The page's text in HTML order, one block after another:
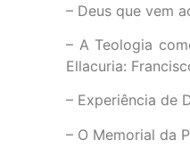
– Deus que vem
– A Teologia
Ellacuria:
– Experiência de
– O Memorial da